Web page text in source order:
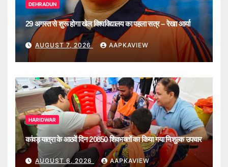
DEHRADUN
29 अगस्त से शुरू होगा खेल विश्वविद्यालय का पहला सत्र – रेखा आर्या
AUGUST 7, 2026 AAPKAVIEW
HARIDWAR
कांवड़ यात्रा के आठवें दिन 20850 शिवभक्तों का किया गया निशुल्क उपचार
AUGUST 6, 2026 AAPKAVIEW